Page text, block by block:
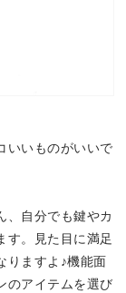
いいものがいいで
、自分でも鍵やカ
す。見た目に満足
りますよ♪機能面
のアイテムを選び